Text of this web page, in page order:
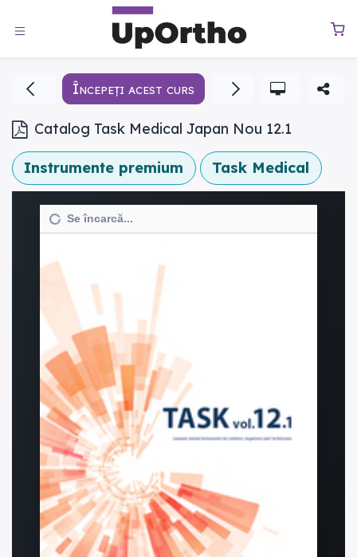
Catalog Task Medical Japan Nou 12.1
Începeți acest curs
Instrumente premium Task Medical